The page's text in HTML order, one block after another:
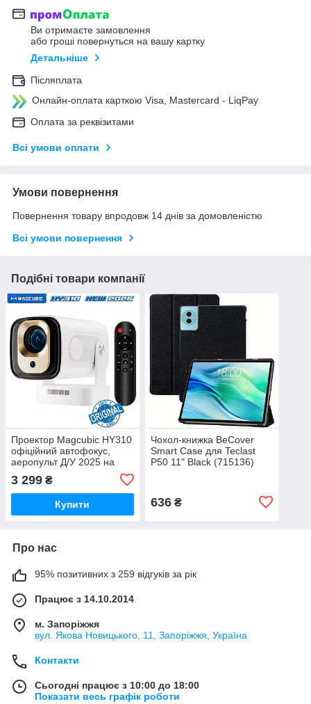
Ви отримаєте замовлення
або гроші повернуться на вашу картку
Детальніше
Післяплата
Онлайн-оплата карткою Visa, Mastercard - LiqPay
Оплата за реквізитами
Всі умови оплати
Умови повернення
Повернення товару впродовж 14 днів за домовленістю
Всі умови повернення
Подібні товари компанії
Проектор Magcubic HY310
офіційний автофокус,
аеропульт Д/У 2025 на
Bluetooth 5.4 + промокоди
на ТБ
3 299 ₴
Купити
Чохол-книжка BeCover
Smart Case для Teclast
P50 11" Black (715136)
636₴
Про нас
95% позитивних з 259 відгуків за рік
Працює з 14.10.2014
м. Запоріжжя
вул. Якова Новицького, 11, Запоріжжя, Україна
Контакти
Сьогодні працює з 10:00 до 18:00
Показати весь графік роботи